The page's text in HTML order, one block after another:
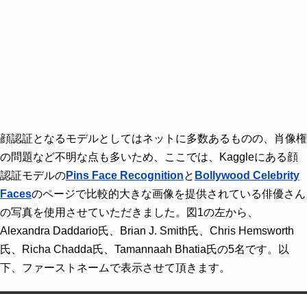
顔認証となるモデルとしてはネットに多数あるものの、肖像権
の問題など不明な点も多いため、ここでは、Kaggleにある顔
認証モデルのPins Face Recognitionと Bollywood Celebrity
Facesのページで比較的大きな画像を提供されている俳優さん
の写真を使用させていただきました。図1の左から、
Alexandra Daddario氏、Brian J. Smith氏、Chris Hemsworth
氏、Richa Chadda氏、Tamannaah Bhatia氏の5名です。以
下、ファーストネームで表示させて頂きます。